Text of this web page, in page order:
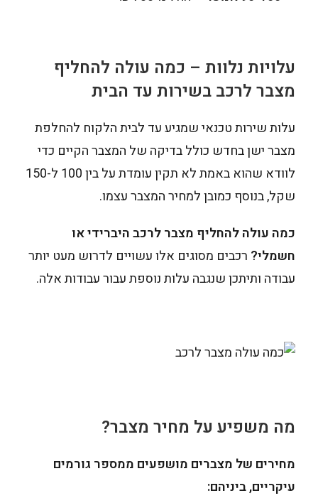
עלויות נלוות – כמה עולה להחליף
מצבר לרכב בשירות עד הבית
עלות שירות טכנאי שמגיע עד לבית הלקוח להחלפת
מצבר ישן בחדש כולל בדיקה של המצבר הקיים כדי
לוודא שהוא באמת לא תקין עומדת על בין 100 ל-150
שקל, בנוסף כמובן למחיר המצבר עצמו.
כמה עולה להחליף מצבר לרכב היברידי או
חשמלי? רכבים מסוגים אלו עשויים לדרוש מעט יותר
עבודה ותיתכן שנגבה עלות נוספת עבור עבודות אלה.
מה משפיע על מחיר מצבר?
מחירים של מצברים מושפעים ממספר גורמים
עיקריים, ביניהם: